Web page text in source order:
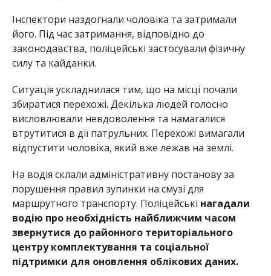
Інспектори наздогнали чоловіка та затримали
його. Під час затримання, відповідно до
законодавства, поліцейські застосували фізичну
силу та кайданки.
Ситуація ускладнилася тим, що на місці почали
збиратися перехожі. Декілька людей голосно
висловлювали невдоволення та намагалися
втрутитися в дії патрульних. Перехожі вимагали
відпустити чоловіка, який вже лежав на землі.
На водія склали адміністративну постанову за
порушення правил зупинки на смузі для
маршрутного транспорту. Поліцейські нагадали
водію про необхідність найближчим часом
звернутися до районного територіального
центру комплектування та соціальної
підтримки для оновлення облікових даних.